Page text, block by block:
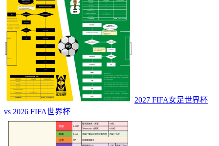
2027 FIFA女足世界杯
vs 2026 FIFA世界杯